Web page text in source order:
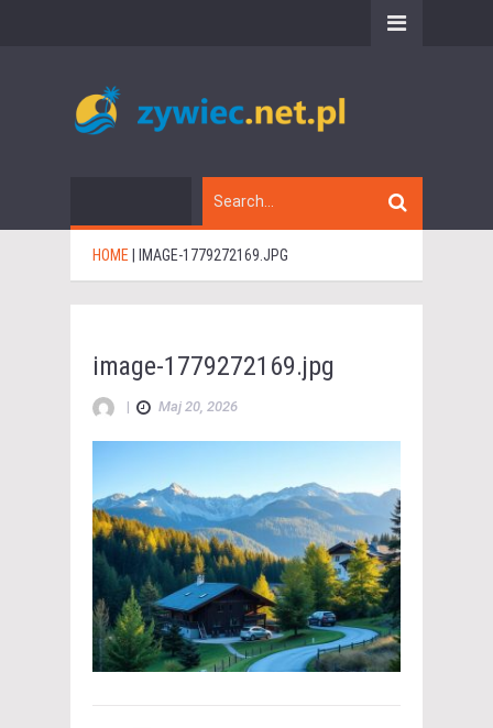
HOME IMAGE-1779272169.JPG
image-1779272169.jpg
| Maj 20, 2026